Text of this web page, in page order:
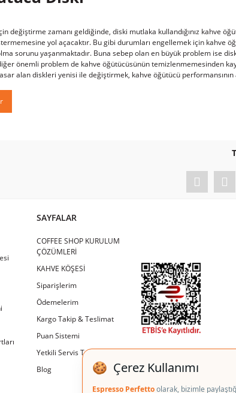
değiştirme zamanı geldiğinde, diski mutlaka kullandığınız kahve
yol açacaktır. Bu gibi durumları engellemek için
sorunu yaşanmaktadır. Buna sebep olan en büyük problem ise
önemli problem de kahve öğütücüsünün temizlenmemesinden
alan diskleri yenisi ile değiştirmek, kahve öğütücü performansının
SAYFALAR
COFFEE SHOP KURULUM
ÇÖZÜMLERİ
KAHVE KÖŞESİ
Siparişlerim
Ödemelerim
Kargo Takip & Teslimat
Puan Sistemi
Yetkili Servis Tamir & Bakım
Blog